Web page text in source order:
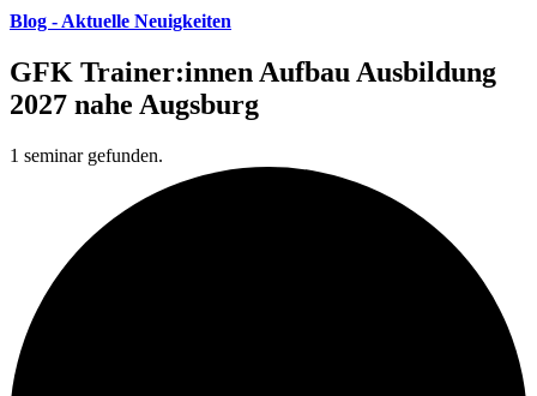
Blog - Aktuelle Neuigkeiten
GFK Trainer:innen Aufbau Ausbildung
2027 nahe Augsburg
1 seminar gefunden.